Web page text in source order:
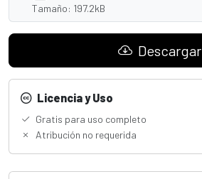
Tamaño: 197.2kB
Descargar
Licencia y Uso
Gratis para uso completo
Atribución no requerida